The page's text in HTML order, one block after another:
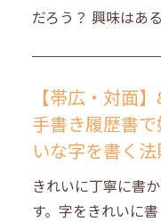
だろう？ 興味はあ
【帯広・対面
手書き履歴書
いな字を書く
きれいに丁寧に書
す。字をきれいに